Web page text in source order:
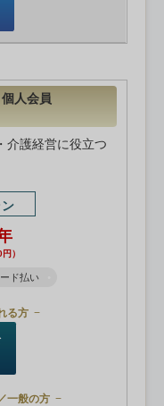
人会員
介護経営に役立つ
）
ド払い
る方
一般の方